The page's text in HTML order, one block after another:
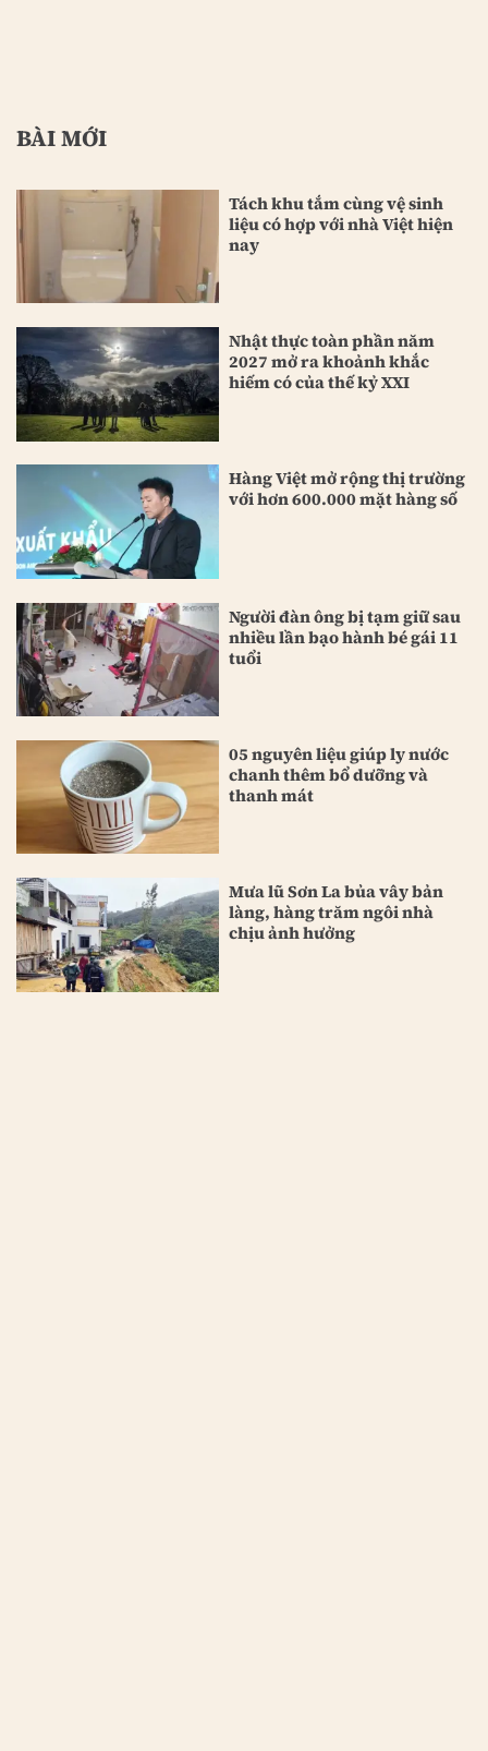
BÀI MỚI
Tách khu tắm cùng vệ sinh
liệu có hợp với nhà Việt hiện
nay
Nhật thực toàn phần năm
2027 mở ra khoảnh khắc
hiếm có của thế kỷ XXI
Hàng Việt mở rộng thị trường
với hơn 600.000 mặt hàng số
Người đàn ông bị tạm giữ sau
nhiều lần bạo hành bé gái 11
tuổi
05 nguyên liệu giúp ly nước
chanh thêm bổ dưỡng và
thanh mát
Mưa lũ Sơn La bủa vây bản
làng, hàng trăm ngôi nhà
chịu ảnh hưởng